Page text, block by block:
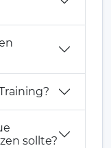
sollte?